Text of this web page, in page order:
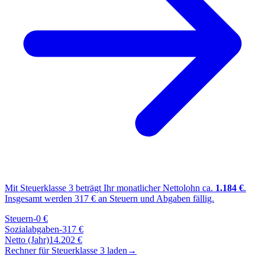
Mit Steuerklasse 3 beträgt Ihr monatlicher Nettolohn ca. 1.184 €.
Insgesamt werden 317 € an Steuern und Abgaben fällig.
Steuern-0 €
Sozialabgaben-317 €
Netto (Jahr)14.202 €
Rechner für Steuerklasse 3 laden →